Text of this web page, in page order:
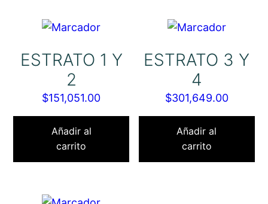
ESTRATO 1 Y
2
$151,051.00
Añadir al
carrito
ESTRATO 3 Y
4
$301,649.00
Añadir al
carrito